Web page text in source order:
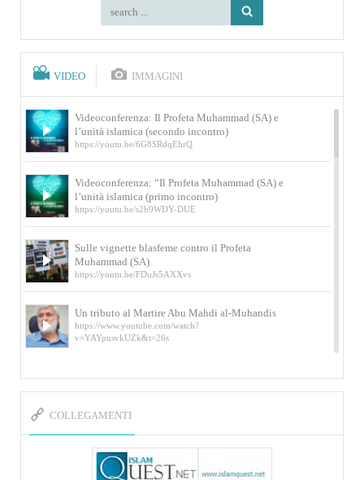
VIDEO IMMAGINI
Videoconferenza: Il Profeta Muhammad (SA) e
l’unità islamica (secondo incontro)
https://youtu.be/6G8SRdqEhrQ
Videoconferenza: “Il Profeta Muhammad (SA) e
l’unità islamica (primo incontro)
https://youtu.be/s2b9WDY-DUE
Sulle vignette blasfeme contro il Profeta
Muhammad (SA)
https://youtu.be/FDuJs5AXXvs
Un tributo al Martire Abu Mahdi al-Muhandis
https://www.youtube.com/watch?
v=YAYpusvkUZk&t=26s
L’Abluzione rituale (wudu) secondo l’Imam Alì
e l’Imam Khomeini
della figlia di un martire
https://www.youtube.com/watch?
COLLEGAMENTI